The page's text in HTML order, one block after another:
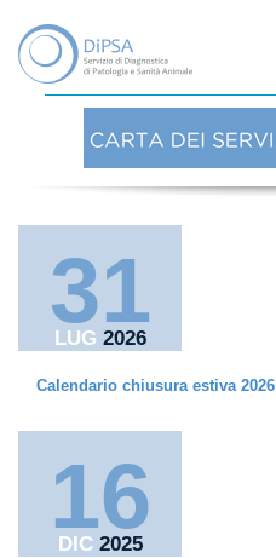
31
LUG 2026
Calendario chiusura estiva 2026
16
DIC 2025